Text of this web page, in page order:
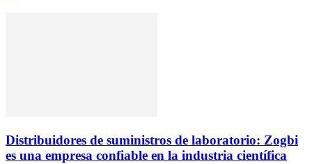
Distribuidores de suministros de laboratorio: Zogbi
es una empresa confiable en la industria científica